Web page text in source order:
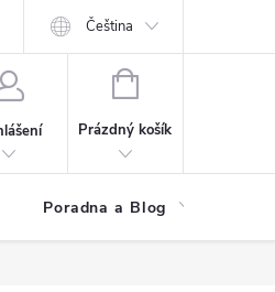
obchodu Čeština
NÁKUPNÍ
Prázdný košík
Poradna a Blog